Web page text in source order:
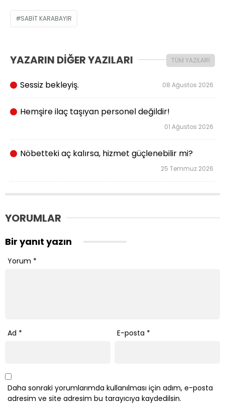
SABIT KARABAYIR
YAZARIN DİĞER YAZILARI TÜM YAZILARI
Sessiz bekleyiş. 08 Ağustos 2026
Hemşire ilaç taşıyan personel değildir!
01 Ağustos 2026
Nöbetteki aç kalırsa, hizmet güçlenebilir mi?
25 Temmuz 2026
YORUMLAR
Bir yanıt yazın
Yorum *
Ad * E-posta *
Daha sonraki yorumlarımda kullanılması için adım, e-posta
adresim ve site adresim bu tarayıcıya kaydedilsin.